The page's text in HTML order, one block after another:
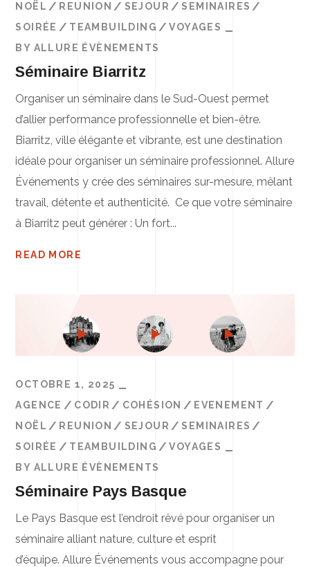
NOËL REUNION SEJOUR
SEMINAIRES
SOIRÉE
TEAMBUILDING
VOYAGES
BY ALLURE ÉVÈNEMENTS
Séminaire Biarritz
Organiser un séminaire dans le Sud-Ouest permet
d’allier performance professionnelle et bien-être.
Biarritz, ville élégante et vibrante, est une destination
idéale pour organiser un séminaire professionnel. Allure
Événements y crée des séminaires sur-mesure, mêlant
travail, détente et authenticité. Ce que votre séminaire
à Biarritz peut générer : Un fort...
READ MORE
OCTOBRE 1, 2025
AGENCE
CODIR COHÉSION
EVENEMENT
NOËL
REUNION SEJOUR
SEMINAIRES
SOIRÉE
TEAMBUILDING
VOYAGES
BY ALLURE ÉVÈNEMENTS
Séminaire Pays Basque
Le Pays Basque est l’endroit rêvé pour organiser un
séminaire alliant nature, culture et esprit
d’équipe. Allure Événements vous accompagne pour